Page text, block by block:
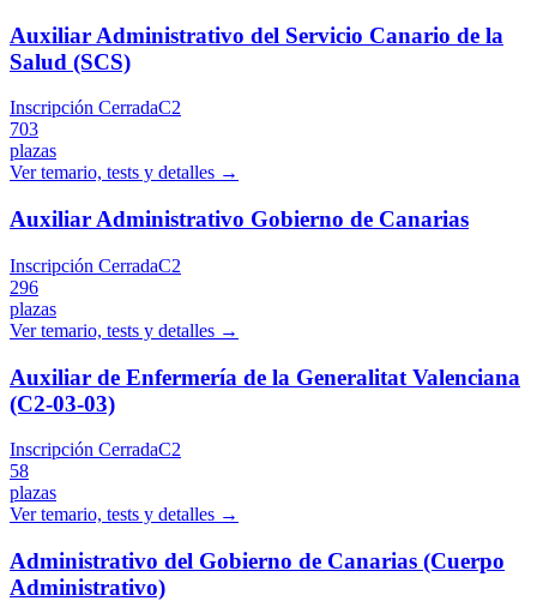
Auxiliar Administrativo del Servicio Canario de la
Salud (SCS)
Inscripción CerradaC2
703
plazas
Ver temario, tests y detalles →
Auxiliar Administrativo Gobierno de Canarias
Inscripción CerradaC2
296
plazas
Ver temario, tests y detalles →
Auxiliar de Enfermería de la Generalitat Valenciana
(C2-03-03)
Inscripción CerradaC2
58
plazas
Ver temario, tests y detalles →
Administrativo del Gobierno de Canarias (Cuerpo
Administrativo)